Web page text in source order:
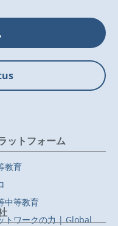
ットフォーム
教育
中等教育
トワークの力 | Global